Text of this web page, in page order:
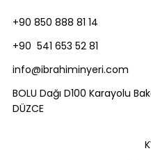
+90 850 888 81 14
+90 541 653 52 81
info@ibrahiminyeri.com
BOLU Dağı D100 Karayolu
DÜZCE